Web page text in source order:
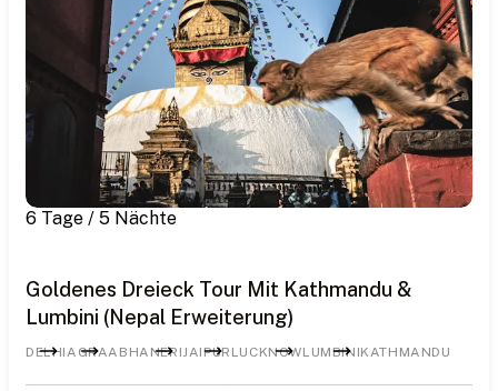
6 Tage / 5 Nächte
Goldenes Dreieck Tour Mit Kathmandu &
Lumbini (Nepal Erweiterung)
DELHIAGRAABHANERIJAIPUR LUCKNOWLUMBINIKATHMANDU